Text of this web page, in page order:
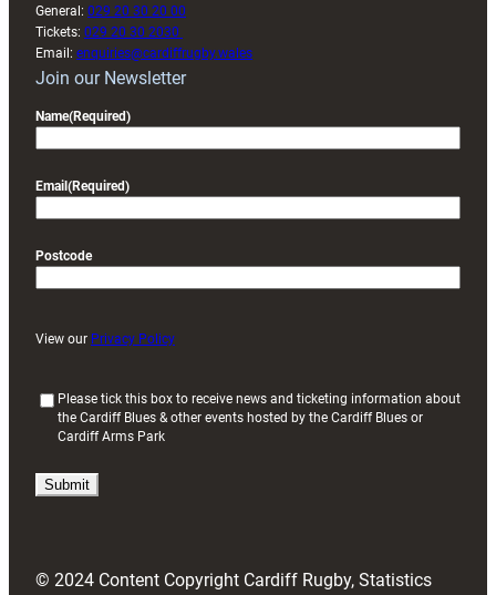
General: 029 20 30 20 00
Tickets: 029 20 30 2030
Email: enquiries@cardiffrugby.wales
Join our Newsletter
Name(Required)
Email (Required)
Postcode
View our Privacy Policy
i
)
Please tick this box to receive news and ticketing information about
the Cardiff Blues & other events hosted by the Cardiff Blues or
Cardiff Arms Park
© 2024 Content Copyright Cardiff Rugby, Statistics